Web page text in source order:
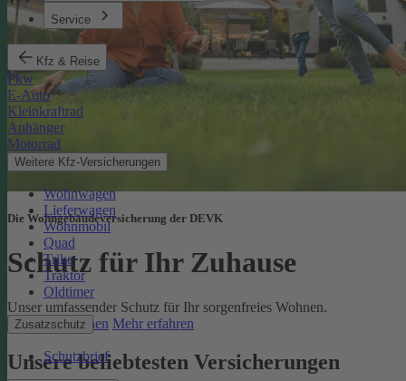
Service
Kfz & Reise
Pkw
E-Auto
Kleinkraftrad
Anhänger
Motorrad
Weitere Kfz-Versicherungen
Wohnwagen
Lieferwagen
Wohnmobil
Quad
Trike
Traktor
Oldtimer
Zusatzschutz
Schutzbrief
Die Wohngebäudeversicherung der DEVK
Schutz für Ihr Zuhause
Unser umfassender Schutz für Ihr sorgenfreies Wohnen.
Online berechnen Mehr erfahren
Unsere beliebtesten Versicherungen